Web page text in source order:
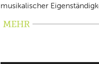
musikalischer
MEHR